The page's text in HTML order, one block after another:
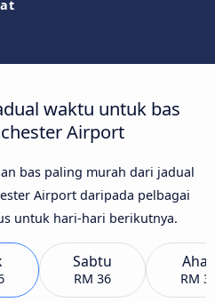
waktu untuk bas
Airport
bas paling murah dari jadual
Airport daripada pelbagai
untuk hari-hari berikutnya.
Sabtu
RM 36 RM